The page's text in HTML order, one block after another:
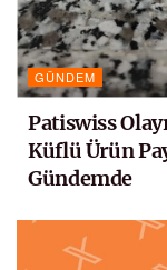
GÜNDEM
Patiswiss
Küflü Ürün
Gündemde